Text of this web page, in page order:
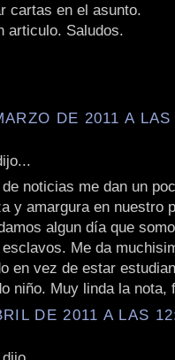
cartas en el asunto.
articulo. Saludos.
DE 2011 A LAS
noticias me dan un
y amargura en nuestro
algun día que
Me da
en vez de estar
niño. Muy linda la nota,
DE 2011 A LAS